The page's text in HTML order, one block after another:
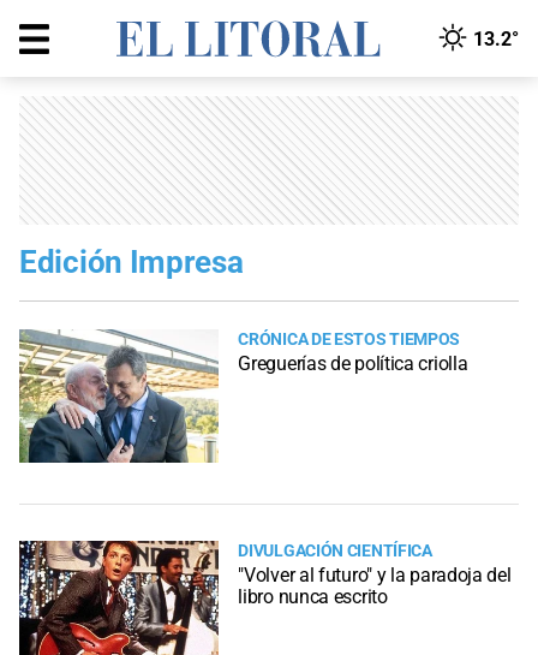
13.2°
Edición Impresa
CRÓNICA DE ESTOS TIEMPOS
Greguerías de política criolla
DIVULGACIÓN CIENTÍFICA
"Volver al futuro" y la paradoja del
libro nunca escrito